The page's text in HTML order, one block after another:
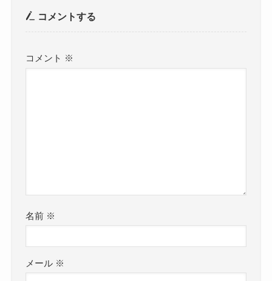
コメントする
コメント ※
名前 ※
メール ※